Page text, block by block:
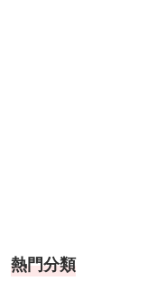
熱門分類